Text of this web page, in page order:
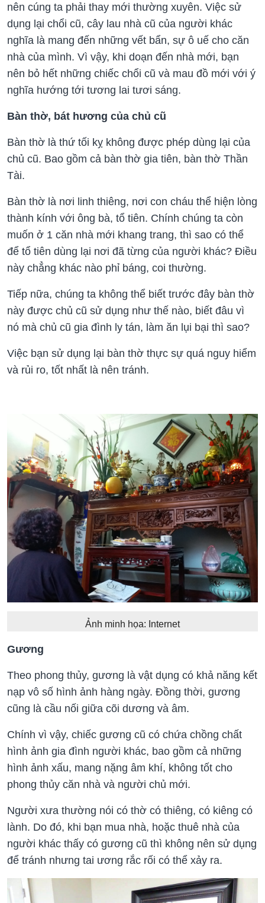
nên cúng ta phải thay mới thường xuyên. Việc sử
dụng lại chổi cũ, cây lau nhà cũ của người khác
nghĩa là mang đến những vết bẩn, sự ô uế cho căn
nhà của mình. Vì vậy, khi doạn đến nhà mới, bạn
nên bỏ hết những chiếc chổi cũ và mau đồ mới với ý
nghĩa hướng tới tương lai tươi sáng.
Bàn thờ, bát hương của chủ cũ
Bàn thờ là thứ tối kỵ không được phép dùng lại của
chủ cũ. Bao gồm cả bàn thờ gia tiên, bàn thờ Thần
Tài.
Bàn thờ là nơi linh thiêng, nơi con cháu thể hiện lòng
thành kính với ông bà, tổ tiên. Chính chúng ta còn
muốn ở 1 căn nhà mới khang trang, thì sao có thể
để tổ tiên dùng lại nơi đã từng của người khác? Điều
này chẳng khác nào phỉ báng, coi thường.
Tiếp nữa, chúng ta không thể biết trước đây bàn thờ
này được chủ cũ sử dụng như thế nào, biết đâu vì
nó mà chủ cũ gia đình ly tán, làm ăn lụi bại thì sao?
Việc bạn sử dụng lại bàn thờ thực sự quá nguy hiểm
và rủi ro, tốt nhất là nên tránh.
Ảnh minh họa: Internet
Gương
Theo phong thủy, gương là vật dụng có khả năng kết
nạp vô số hình ảnh hàng ngày. Đồng thời, gương
cũng là cầu nối giữa cõi dương và âm.
Chính vì vậy, chiếc gương cũ có chứa chồng chất
hình ảnh gia đình người khác, bao gồm cả những
hình ảnh xấu, mang nặng âm khí, không tốt cho
phong thủy căn nhà và người chủ mới.
Người xưa thường nói có thờ có thiêng, có kiêng có
lành. Do đó, khi bạn mua nhà, hoặc thuê nhà của
người khác thấy có gương cũ thì không nên sử dụng
để tránh nhưng tai ương rắc rối có thể xảy ra.